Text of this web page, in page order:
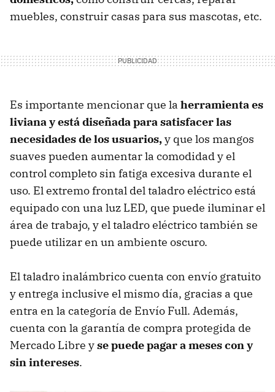
muebles, construir casas para sus mascotas, etc.
Es importante mencionar que la herramienta es
liviana y está diseñada para satisfacer las
necesidades de los usuarios,y que los mangos
suaves pueden aumentar la comodidad y el
control completo sin fatiga excesiva durante el
uso. El extremo frontal del taladro eléctrico está
equipado con una luz LED, que puede iluminar el
área de trabajo, y el taladro eléctrico también se
puede utilizar en un ambiente oscuro.
El taladro inalámbrico cuenta con envío gratuito
y entrega inclusive el mismo día, gracias a que
entra en la categoría de Envío Full. Además,
cuenta con la garantía de compra protegida de
Mercado Libre yse puede pagar a meses con y
sin intereses.